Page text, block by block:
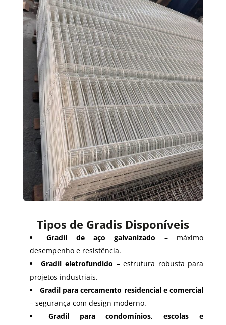
Tipos de Gradis Disponíveis
Gradil de aço galvanizado – máximo
desempenho e resistência.
Gradil eletrofundido – estrutura robusta para
projetos industriais.
Gradil para cercamento residencial e comercial
– segurança com design moderno.
Gradil para condomínios, escolas e